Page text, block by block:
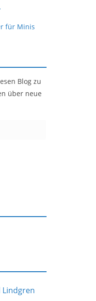
für Minis
Blog zu
über neue